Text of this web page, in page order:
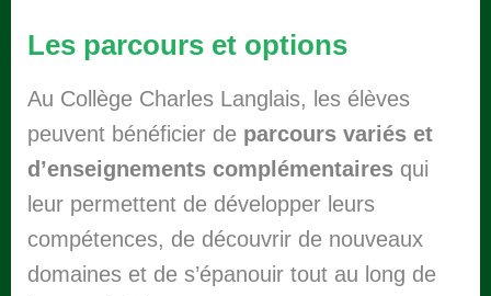
Les parcours et options
Au Collège Charles Langlais, les élèves
peuvent bénéficier de parcours variés et
d’enseignements complémentaires qui
leur permettent de développer leurs
compétences, de découvrir de nouveaux
domaines et de s’épanouir tout au long de